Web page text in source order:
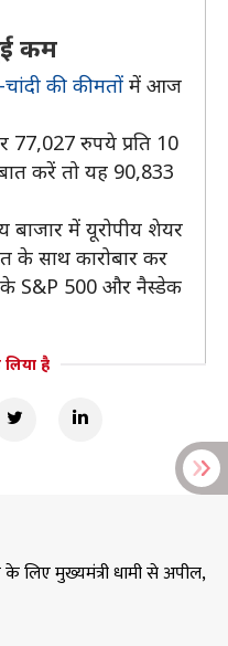
कम
चांदी की कीमतों में आज
77,027 रुपये प्रति 10
करें तो यह 90,833
बाजार में यूरोपीय शेयर
के साथ कारोबार कर
के S&P 500 और नैस्डेक
है
लिए मुख्यमंत्री धामी से अपील,